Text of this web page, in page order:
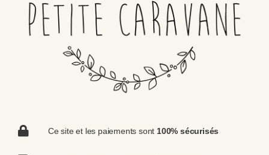
Ce site et les paiements sont 100% sécurisés